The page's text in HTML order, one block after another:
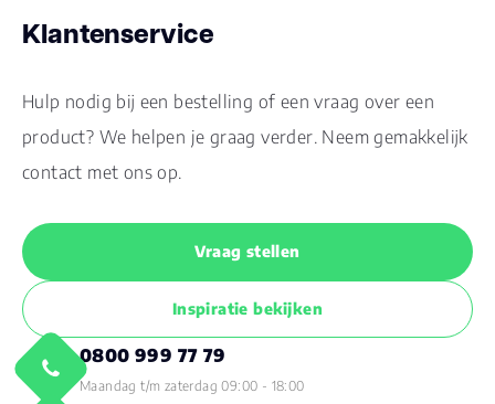
Klantenservice
Hulp nodig bij een bestelling of een vraag over een
product? We helpen je graag verder. Neem gemakkelijk
contact met ons op.
Vraag stellen
Inspiratie bekijken
0800 999 77 79
Maandag t/m zaterdag 09:00 - 18:00